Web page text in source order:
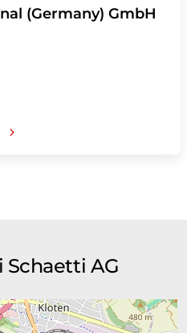
(Germany) GmbH
Schaetti AG